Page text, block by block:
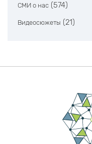
СМИ о нас (574)
Видеосюжеты (21)